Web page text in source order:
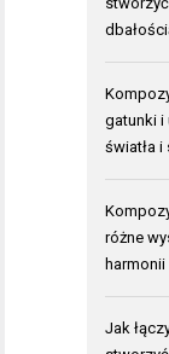
gatunki i
światła
różne
harmonii
Jak